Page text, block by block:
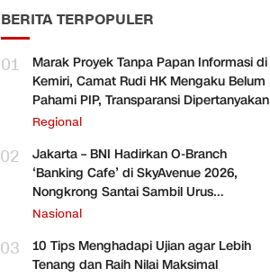
BERITA TERPOPULER
01
Marak Proyek Tanpa Papan Informasi di
Kemiri, Camat Rudi HK Mengaku Belum
Pahami PIP, Transparansi Dipertanyakan
Regional
02
Jakarta – BNI Hadirkan O-Branch
‘Banking Cafe’ di SkyAvenue 2026,
Nongkrong Santai Sambil Urus
Perbankan
Nasional
03
10 Tips Menghadapi Ujian agar Lebih
Tenang dan Raih Nilai Maksimal